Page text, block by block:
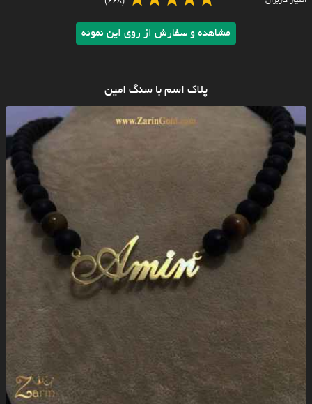
مشاهده و سفارش از روی این نمونه
پلاک اسم با سنگ امین